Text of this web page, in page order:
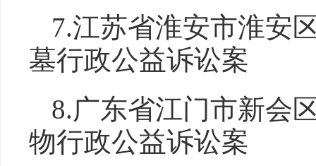
7.江苏省淮安市淮安
墓行政公益诉讼案
8.广东省江门市新会
物行政公益诉讼案